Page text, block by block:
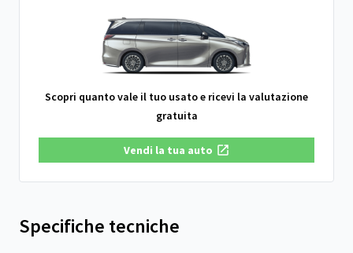
Scopri quanto vale il tuo usato e ricevi la valutazione
gratuita
Vendi la tua auto
Specifiche tecniche